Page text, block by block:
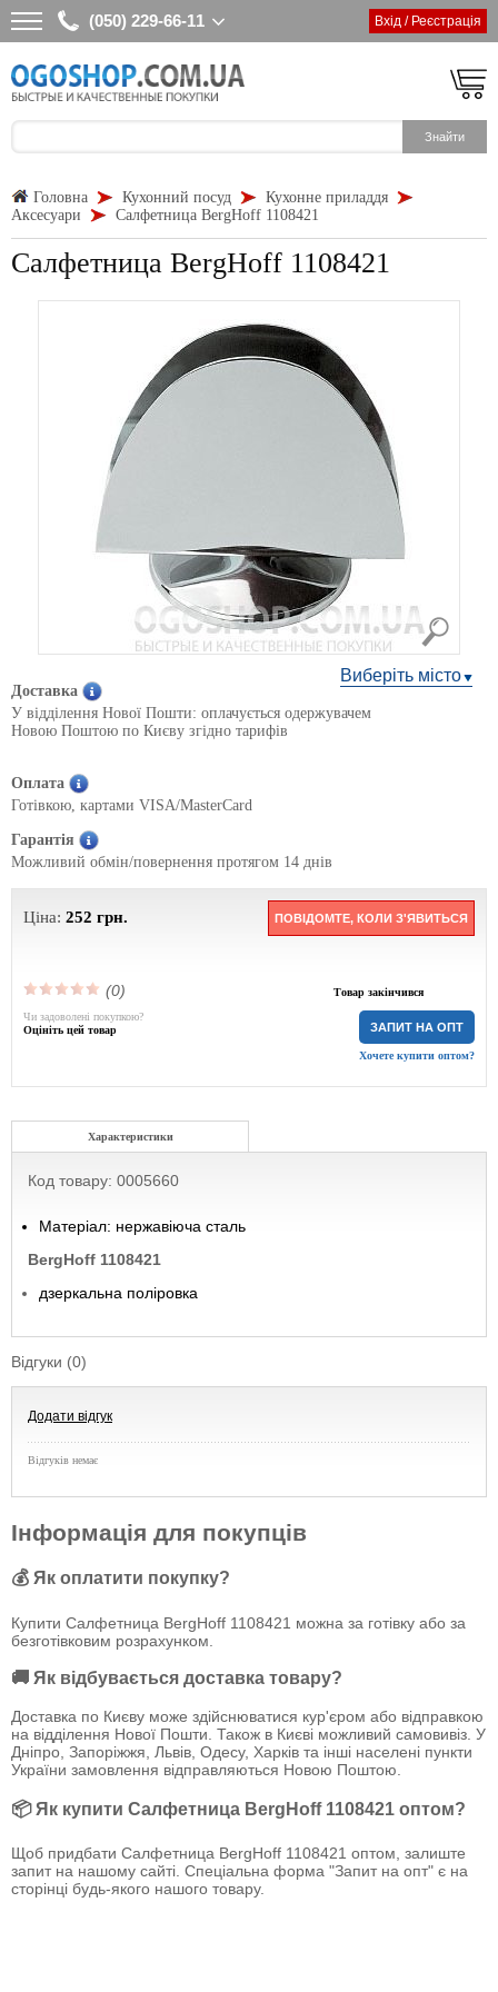
(050) 229-66-11 Вхід / Реєстрація
Головна Кухонний посуд
Кухонне приладдя
Аксесуари
Салфетница BergHoff 1108421
Салфетница BergHoff 1108421
Виберіть місто
Доставка
У відділення Нової Пошти: оплачується одержувачем
Новою Поштою по Києву згідно тарифів
Оплата
Готівкою, картами VISA/MasterCard
Гарантія
Можливий обмін/повернення протягом 14 днів
Ціна: 252 грн. ПОВІДОМТЕ, КОЛИ З'ЯВИТЬСЯ
(0) Товар закінчився
ЗАПИТ НА ОПТ
Хочете купити оптом?
Чи задоволені покупкою?
Оцініть цей товар
Характеристики
Код товару: 0005660
Матеріал: нержавіюча сталь
BergHoff 1108421
дзеркальна поліровка
Відгуки (0)
Додати відгук
Відгуків немає
Інформація для покупців
💰 Як оплатити покупку?
Купити Салфетница BergHoff 1108421 можна за готівку або за
безготівковим розрахунком.
🚚 Як відбувається доставка товару?
Доставка по Києву може здійснюватися кур'єром або відправкою
на відділення Нової Пошти. Також в Києві можливий самовивіз. У
Дніпро, Запоріжжя, Львів, Одесу, Харків та інші населені пункти
України замовлення відправляються Новою Поштою.
📦 Як купити Салфетница BergHoff 1108421 оптом?
Щоб придбати Салфетница BergHoff 1108421 оптом, залиште
запит на нашому сайті. Спеціальна форма "Запит на опт" є на
сторінці будь-якого нашого товару.